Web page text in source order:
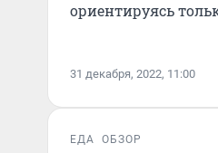
ориентируясь
31 декабря, 2022, 11:00
ЕДА ОБЗОР